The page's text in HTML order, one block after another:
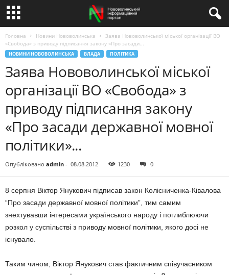
Головна Новини Нововолинська
Заява Нововолинської міської організації ВО
«Свобода» з приводу підписання закону «Про засади...
НОВИНИ НОВОВОЛИНСЬКА ВЛАДА ПОЛІТИКА
Заява Нововолинської міської
організації ВО «Свобода» з
приводу підписання закону
«Про засади державної мовної
політики»...
Опубліковано admin - 08.08.2012 1230 0
8 серпня Віктор Янукович підписав закон Колісниченка-Ківалова
“Про засади державної мовної політики”, тим самим
знехтувавши інтересами українського народу і поглиблюючи
розкол у суспільстві з приводу мовної політики, якого досі не
існувало.
Таким чином, Віктор Янукович став фактичним співучасником